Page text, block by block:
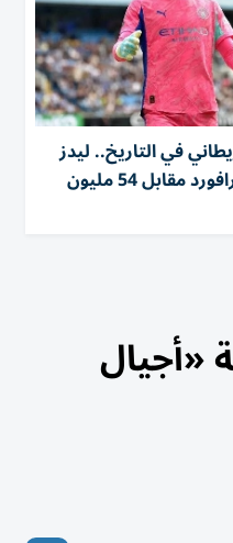
في التاريخ.. ليدز
يونايتد يضم ترافورد مقابل 54 مليون
«أجيال